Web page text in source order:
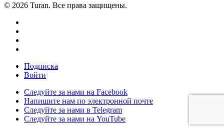
© 2026 Turan. Все права защищены.
Подписка
Войти
Следуйте за нами на Facebook
Напишите нам по электронной почте
Следуйте за нами в Telegram
Следуйте за нами на YouTube